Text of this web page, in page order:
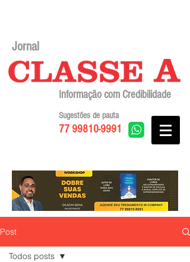
Jornal
Informação com Credibilidade
77 99810-9991
Sugestões de pauta
Post
Todos posts